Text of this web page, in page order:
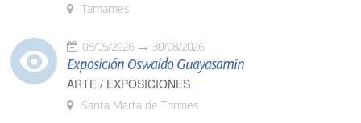
Tamames
08/05/2026 30/08/2026
Exposición Oswaldo Guayasamín
ARTE / EXPOSICIONES
Santa Marta de Tormes